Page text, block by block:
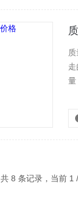
量
共 8 条记录，当前